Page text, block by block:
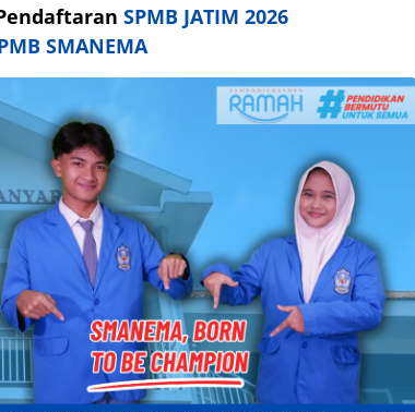
SPMB JATIM 2026
SMANEMA